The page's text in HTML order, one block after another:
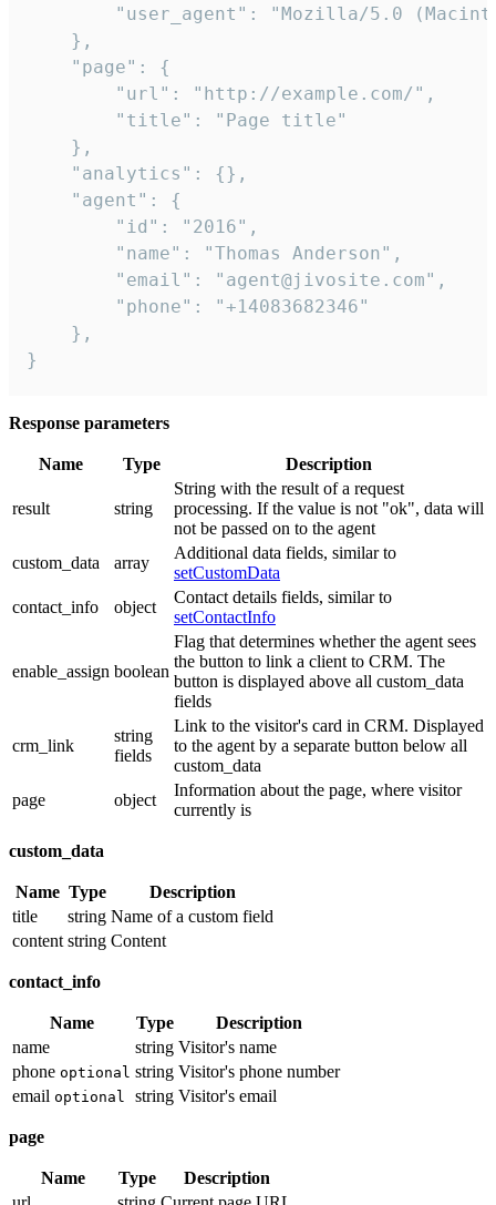
"user_agent": "Mozilla/5.0
    },
    "page": {
        "url": "http://example.com/",
        "title": "Page title"
    },
    "analytics": {},
    "agent": {
        "id": "2016",
        "name": "Thomas Anderson",
        "email": "agent@jivosite.com",
        "phone": "+14083682346"
    },
}
Response parameters
Name Type Description
result string
String with the result of a request
processing. If the value is not "ok", data will
not be passed on to the agent
custom_data
array
Additional data fields, similar to
setCustomData
contact_info
object
Contact details fields, similar to
setContactInfo
enable_assign boolean
Flag that determines whether the agent sees
the button to link a client to CRM. The
button is displayed above all custom_data
fields
crm_link
string
fields
Link to the visitor's card in CRM. Displayed
to the agent by a separate button below all
custom_data
page
object
Information about the page, where visitor
currently is
custom_data
Name Type
Description
title
string Name of a custom field
content string Content
contact_info
Name Type
Description
name
string Visitor's name
phone optional string Visitor's phone number
email optional string Visitor's email
page
Name Type
Description